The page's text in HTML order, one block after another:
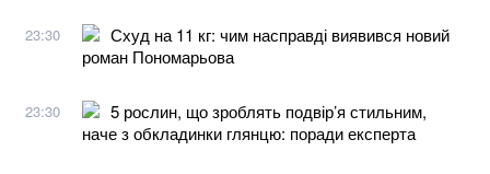
23:30
Схуд на 11 кг: чим насправді виявився новий
роман Пономарьова
23:30
5 рослин, що зроблять подвір’я стильним,
наче з обкладинки глянцю: поради експерта